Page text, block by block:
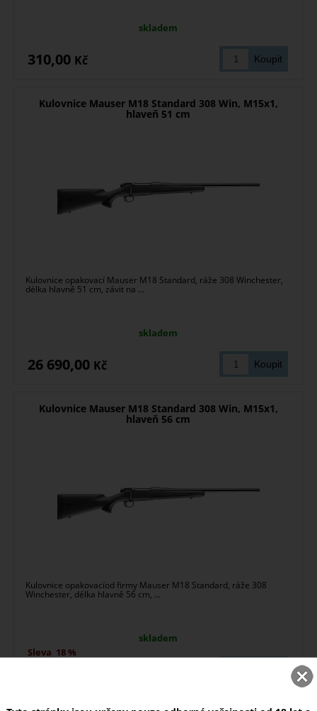
skladem
310,00 Kč
Kulovnice Mauser M18 Standard 308 Win, M15x1,
hlaveň 51 cm
Kulovnice opakovací Mauser M18 Standard, ráže 308 Winchester,
délka hlavně 51 cm, závit na ...
skladem
26 690,00 Kč
Kulovnice Mauser M18 Standard 308 Win, M15x1,
hlaveň 56 cm
Kulovnice opakovacíod firmy Mauser M18 Standard, ráže 308
Winchester, délka hlavně 56 cm, ...
skladem
Sleva 18 %